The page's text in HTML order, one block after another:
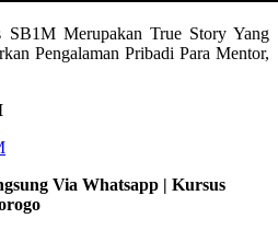
Merupakan True Story Yang
Pengalaman Pribadi Para Mentor,
Via Whatsapp | Kursus